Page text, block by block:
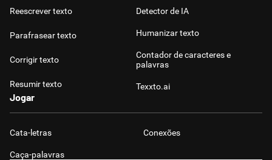
Reescrever texto
Parafrasear texto
Corrigir texto
Resumir texto
Detector de IA
Humanizar texto
Contador de caracteres e
palavras
Texxto.ai
Jogar
Cata-letras Conexões
Caça-palavras